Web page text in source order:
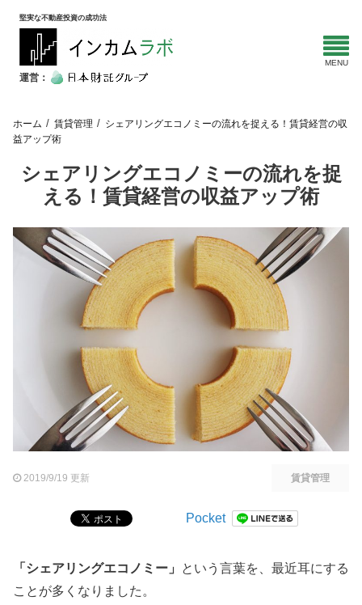
堅実な不動産投資の成功法
運営：
ホーム 賃貸管理
シェアリングエコノミーの流れを捉える！賃貸経営の収
益アップ術
シェアリングエコノミーの流れを捉
える！賃貸経営の収益アップ術
2019/9/19 更新 賃貸管理
Pocket
「シェアリングエコノミー」
という言葉を、最近耳にする
ことが多くなりました。